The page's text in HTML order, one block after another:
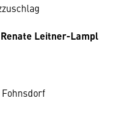
Leitner-Lampl